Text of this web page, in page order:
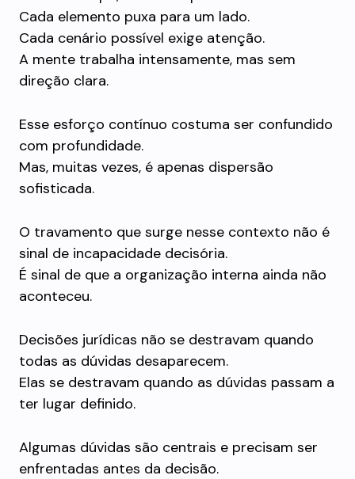
Cada elemento puxa para um lado.
Cada cenário possível exige atenção.
A mente trabalha intensamente, mas sem
direção clara.
Esse esforço contínuo costuma ser confundido
com profundidade.
Mas, muitas vezes, é apenas dispersão
sofisticada.
O travamento que surge nesse contexto não é
sinal de incapacidade decisória.
É sinal de que a organização interna ainda não
aconteceu.
Decisões jurídicas não se destravam quando
todas as dúvidas desaparecem.
Elas se destravam quando as dúvidas passam a
ter lugar definido.
Algumas dúvidas são centrais e precisam ser
enfrentadas antes da decisão.